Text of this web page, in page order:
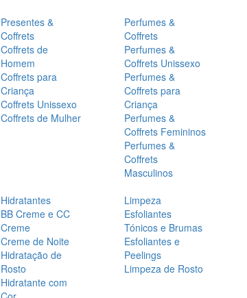
Presentes &
Coffrets
Coffrets de
Homem
Coffrets para
Criança
Coffrets Unissexo
Coffrets de Mulher
Perfumes &
Coffrets
Perfumes &
Coffrets Unissexo
Perfumes &
Coffrets para
Criança
Perfumes &
Coffrets Femininos
Perfumes &
Coffrets
Masculinos
Hidratantes
BB Creme e CC
Creme
Creme de Noite
Hidratação de
Rosto
Hidratante com
Limpeza
Esfoliantes
Tónicos e Brumas
Esfoliantes e
Peelings
Limpeza de Rosto